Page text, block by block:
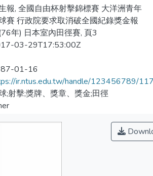
報, 全國自由杯射擊錦標賽 大洋洲青年
賽 行政院要求取消破全國紀錄獎金報
年) 日本室內田徑賽, 頁3
03-29T17:53:00Z
01-16
ir.ntus.edu.tw/handle/123456789/
;射擊;獎牌、獎章、獎金;田徑